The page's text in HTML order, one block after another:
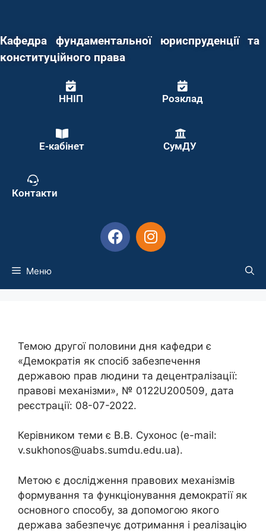
Кафедра фундаментальної юриспруденції та
конституційного права
ННІП Розклад
Е-кабінет СумДУ
Контакти
Меню
Темою другої половини дня кафедри є
«Демократія як спосіб забезпечення
державою прав людини та децентралізації:
правові механізми», № 0122U200509, дата
реєстрації: 08-07-2022.
Керівником теми є В.В. Сухонос (e-mail:
v.sukhonos@uabs.sumdu.edu.ua).
Метою є дослідження правових механізмів
формування та функціонування демократії як
основного способу, за допомогою якого
держава забезпечує дотримання і реалізацію